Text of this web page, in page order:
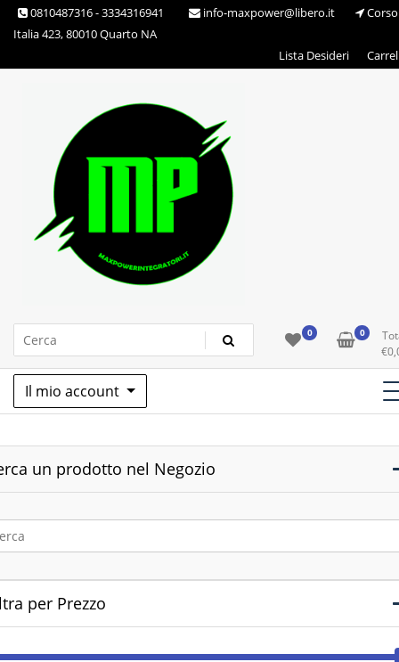
Skip 0810487316 - 3334316941 info-maxpower@libero.it
Corso
Italia 423, 80010 Quarto NA
Lista Desideri
Max Power Integratori 0 0
€
Il mio account
un prodotto nel Negozio
per Prezzo